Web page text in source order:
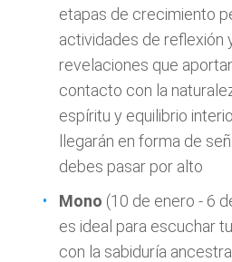
etapas de crecimiento
actividades de reflexión
revelaciones que
contacto con la
espíritu y equilibrio
llegarán en forma de
debes pasar por alto
Mono (10 de enero - 6
es ideal para escuchar
con la sabiduría